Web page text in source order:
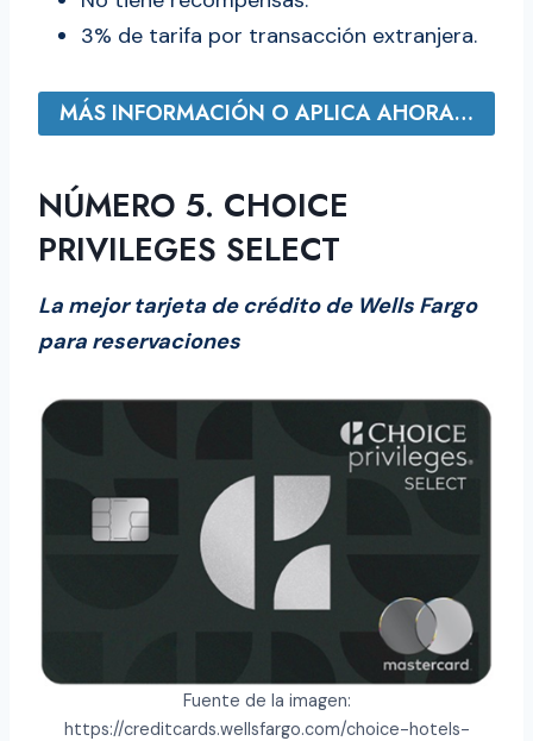
3% de tarifa por transacción extranjera.
MÁS INFORMACIÓN O APLICA AHORA…
NÚMERO 5. CHOICE
PRIVILEGES SELECT
La mejor tarjeta de crédito de Wells Fargo
para reservaciones
Fuente de la imagen:
https://creditcards.wellsfargo.com/choice-hotels-